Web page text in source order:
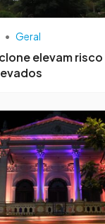
• Geral
elevam